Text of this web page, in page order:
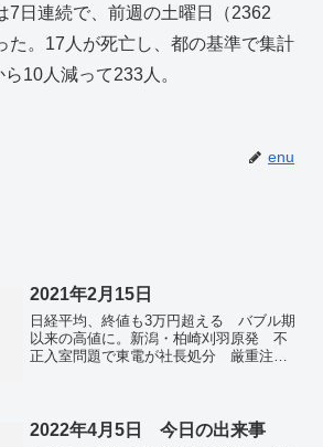
7日連続で、前週の土曜日（2362
た。17人が死亡し、都の基準で集計
10人減って233人。
enu
2021年2月15日
日経平均、終値も3万円超える バブル期
以来の高値に。新潟・柏崎刈羽原発 不
正入室問題で東電が社長処分 厳重注
種。
2022年4月5日 今日の出来事